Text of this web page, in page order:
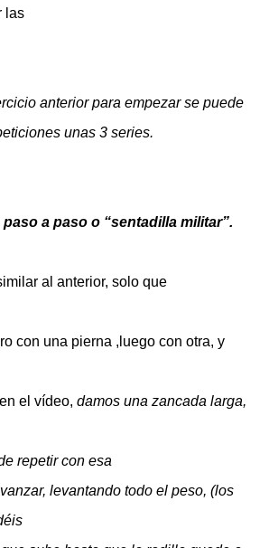
las
anterior para empezar se puede
unas 3 series.
a paso o “sentadilla militar”.
al anterior, solo que
con una pierna ,luego con otra, y
el vídeo, damos una zancada larga,
repetir con esa
levantando todo el peso, (los